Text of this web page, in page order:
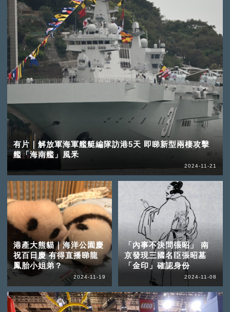
有片｜解放軍海軍艦艇編隊訪港5天 即睇新型兩棲攻擊
艦「海南艦」風釆
2024-11-21
港產大熊貓｜海洋公園慶
祝百日慶 有得直播睇龍
鳳胎小姐弟？
2024-11-19
「內事不決問張昭」 南
京發現三國名臣張昭墓
「金印」確認身份
2024-11-08